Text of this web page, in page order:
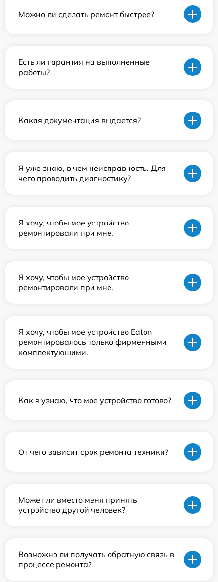
Можно ли сделать ремонт быстрее?
Есть ли гарантия на выполненные
работы?
Какая документация выдается?
Я уже знаю, в чем неисправность. Для
чего проводить диагностику?
Я хочу, чтобы мое устройство
ремонтировали при мне.
Я хочу, чтобы мое устройство
ремонтировали при мне.
Я хочу, чтобы мое устройство Eaton
ремонтировалось только фирменными
комплектующими.
Как я узнаю, что мое устройство готово?
От чего зависит срок ремонта техники?
Может ли вместо меня принять
устройство другой человек?
Возможно ли получать обратную связь в
процессе ремонта?